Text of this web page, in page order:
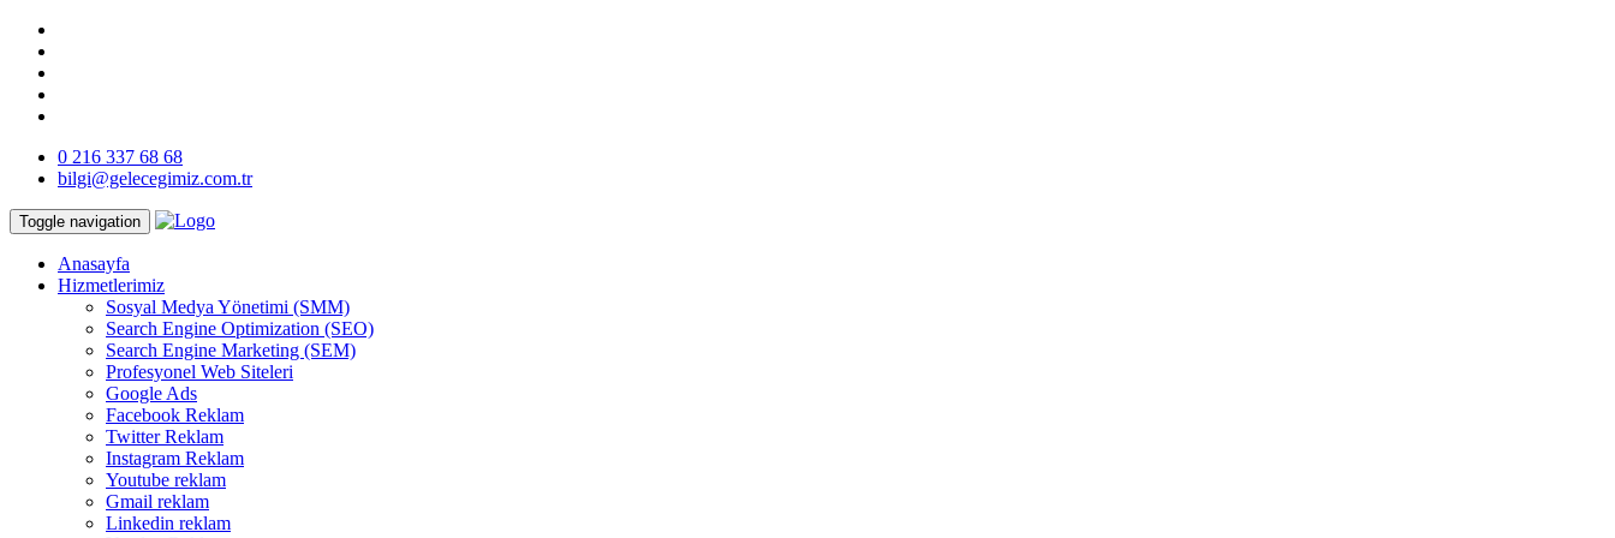
0 216 337 68 68
bilgi@gelecegimiz.com.tr
Toggle navigation
Anasayfa
Hizmetlerimiz
Sosyal Medya Yönetimi (SMM)
Search Engine Optimization (SEO)
Search Engine Marketing (SEM)
Profesyonel Web Siteleri
Google Ads
Facebook Reklam
Twitter Reklam
Instagram Reklam
Youtube reklam
Gmail reklam
Linkedin reklam